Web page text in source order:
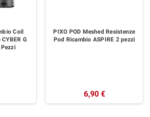
Coil
G
PIXO POD Meshed Resistenze
Pod Ricambio ASPIRE 2 pezzi
6,90 €